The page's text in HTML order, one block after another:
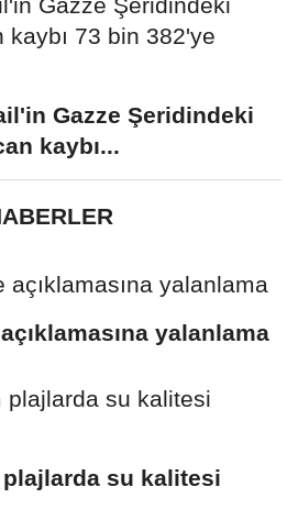
Gazze Şeridindeki
kaybı...
yalanlama
su kalitesi